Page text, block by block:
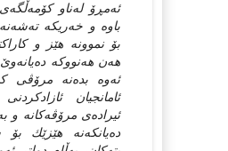
ئه‌مڕۆ له‌ناو
باوه‌ و خه‌ریكه‌
بۆ نموونه‌ هێز و
هه‌ن هه‌نووكه‌
ئه‌وه‌ بده‌نه‌ مرۆڤی
ئامانجیان
ئیراده‌ی مرۆڤه‌كانه‌ و
ده‌یانكه‌نه‌ هێزێك بۆ